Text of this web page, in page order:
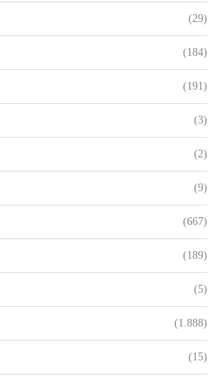
(29)
(184)
(191)
(3)
(2)
(9)
(667)
(189)
(5)
(1.888)
(15)